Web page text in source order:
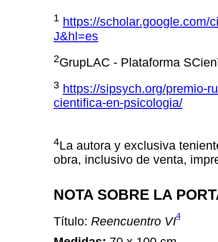
1 https://scholar.google.com/
J&hl=es
2GrupLAC - Plataforma
3 https://sipsych.org/premio-
cientifica-en-psicologia/
4La autora y exclusiva
obra, inclusivo de venta,
NOTA SOBRE LA
Título: Reencuentro VI4